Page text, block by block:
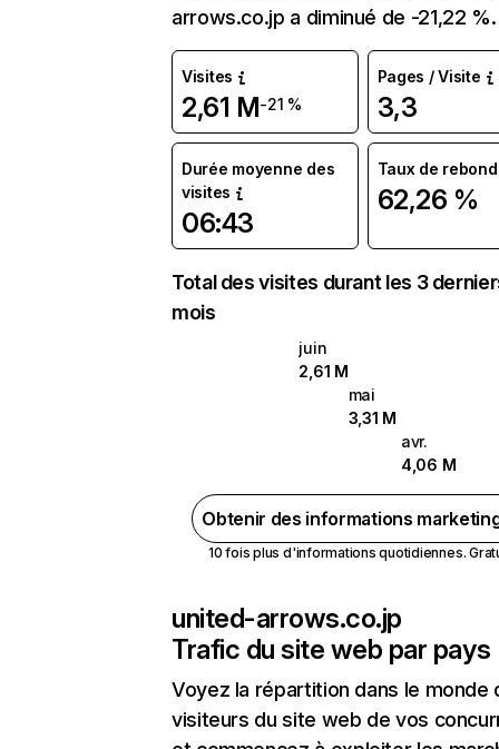
arrows.co.jp a diminué de -21,22 %.
Visites
2,61 M-21 %
Pages / Visite
3,3
Durée moyenne des
visites
06:43
Taux de rebond
62,26 %
Total des visites durant les 3
mois
juin
2,61 M
mai
3,31 M
avr.
4,06 M
Obtenir des informations
10 fois plus d'informations quotidiennes.
united-arrows.co.jp
Trafic du site web par pays
Voyez la répartition dans le monde
visiteurs du site web de vos